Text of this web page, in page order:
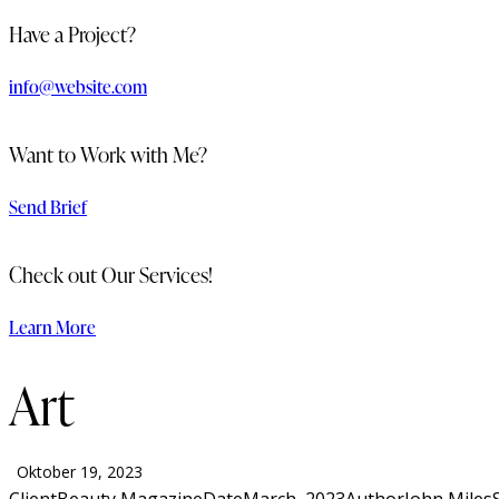
Have a Project?
info@website.com
Want to Work with Me?
Send Brief
Check out Our Services!
Learn More
Art
Oktober 19, 2023